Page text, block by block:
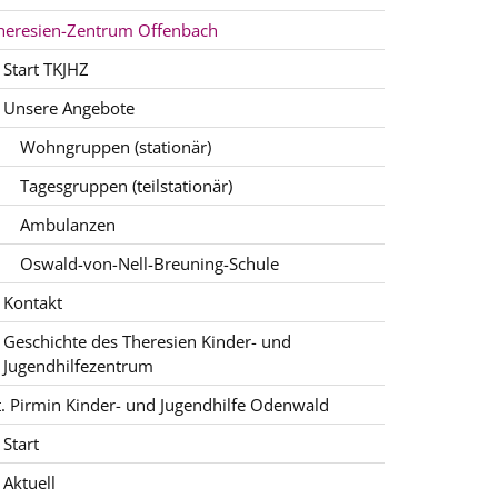
Zentrum Offenbach
Start TKJHZ
Unsere Angebote
Wohngruppen (stationär)
Tagesgruppen (teilstationär)
Ambulanzen
Oswald-von-Nell-Breuning-Schule
Kontakt
Geschichte des Theresien Kinder- und
Jugendhilfezentrum
Pirmin Kinder- und Jugendhilfe Odenwald
Start
Aktuell